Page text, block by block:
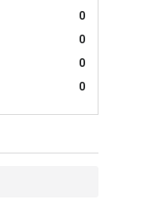
0
0
0
0